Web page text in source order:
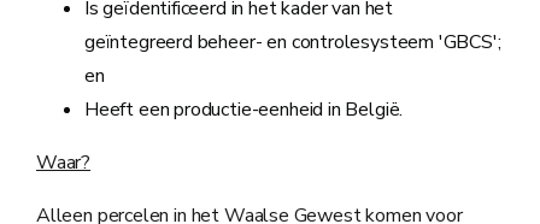
Is geïdentificeerd in het kader van het
geïntegreerd beheer- en controlesysteem 'GBCS';
en
Heeft een productie-eenheid in België.
Waar?
Alleen percelen in het Waalse Gewest komen voor